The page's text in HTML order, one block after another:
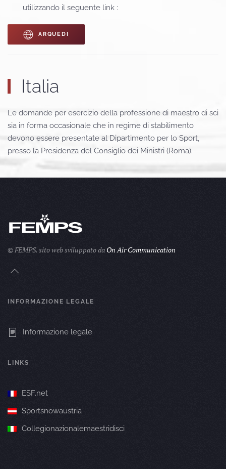
utilizzando il seguente link :
ARQUEDI
Italia
Le domande per esercizio della professione di maestro di sci
sia in forma occasionale che in regime di stabilimento
devono essere presentate al Dipartimento per lo Sport,
presso la Presidenza del Consiglio dei Ministri (Roma).
© FEMPS.sito web sviluppato da On Air Communication
INFORMAZIONE LEGALE
Informazione legale
LINKS
ESF.net
Sportsnowaustria
Collegionazionalemaestridisci